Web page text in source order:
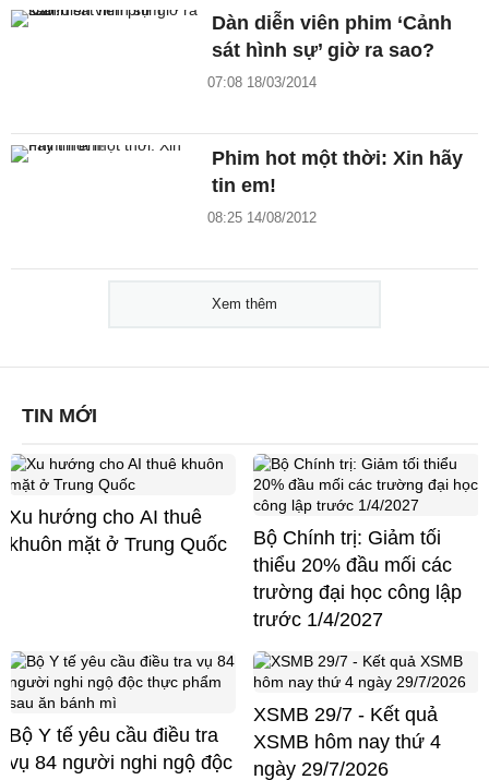
Dàn diễn viên phim ‘Cảnh
sát hình sự’ giờ ra sao?
07:08 18/03/2014
Phim hot một thời: Xin hãy
tin em!
08:25 14/08/2012
Xem thêm
TIN MỚI
Xu hướng cho AI thuê
khuôn mặt ở Trung Quốc
Bộ Chính trị: Giảm tối
thiểu 20% đầu mối các
trường đại học công lập
trước 1/4/2027
Bộ Y tế yêu cầu điều tra
vụ 84 người nghi ngộ độc
XSMB 29/7 - Kết quả
XSMB hôm nay thứ 4
ngày 29/7/2026